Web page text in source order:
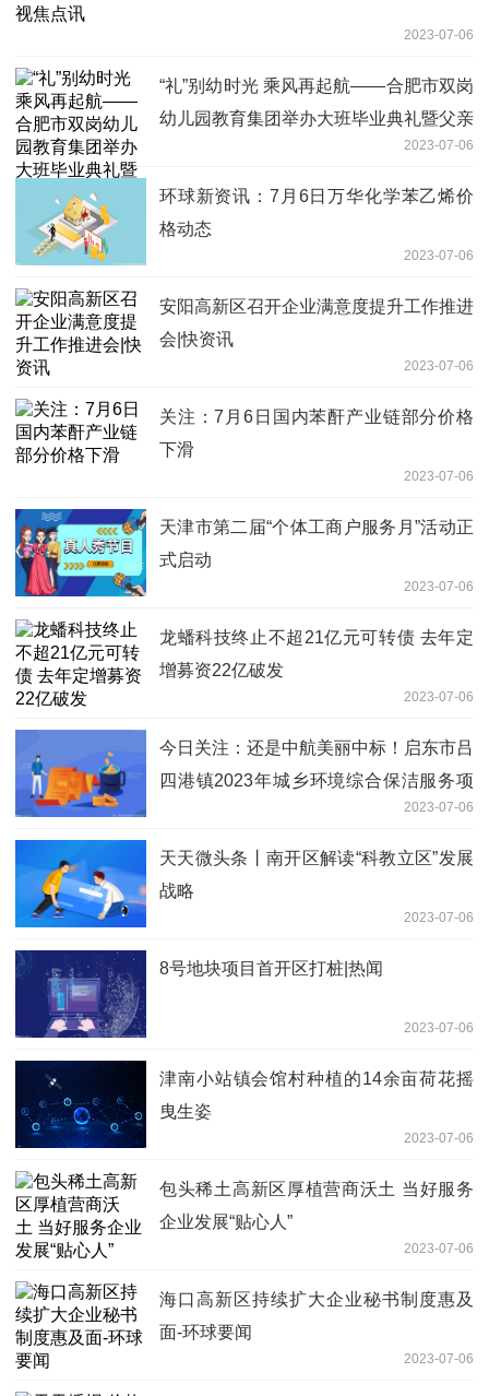
2023-07-06
“礼”别幼时光 乘风再起航——合肥市双岗
幼儿园教育集团举办大班毕业典礼暨父亲
2023-07-06
环球新资讯：7月6日万华化学苯乙烯价
格动态
2023-07-06
安阳高新区召开企业满意度提升工作推进
会|快资讯
2023-07-06
关注：7月6日国内苯酐产业链部分价格
下滑
2023-07-06
天津市第二届“个体工商户服务月”活动正
式启动
2023-07-06
龙蟠科技终止不超21亿元可转债 去年定
增募资22亿破发
2023-07-06
今日关注：还是中航美丽中标！启东市吕
四港镇2023年城乡环境综合保洁服务项
2023-07-06
天天微头条丨南开区解读“科教立区”发展
战略
2023-07-06
8号地块项目首开区打桩|热闻
2023-07-06
津南小站镇会馆村种植的14余亩荷花摇
曳生姿
2023-07-06
包头稀土高新区厚植营商沃土 当好服务
企业发展“贴心人”
2023-07-06
海口高新区持续扩大企业秘书制度惠及
面-环球要闻
2023-07-06